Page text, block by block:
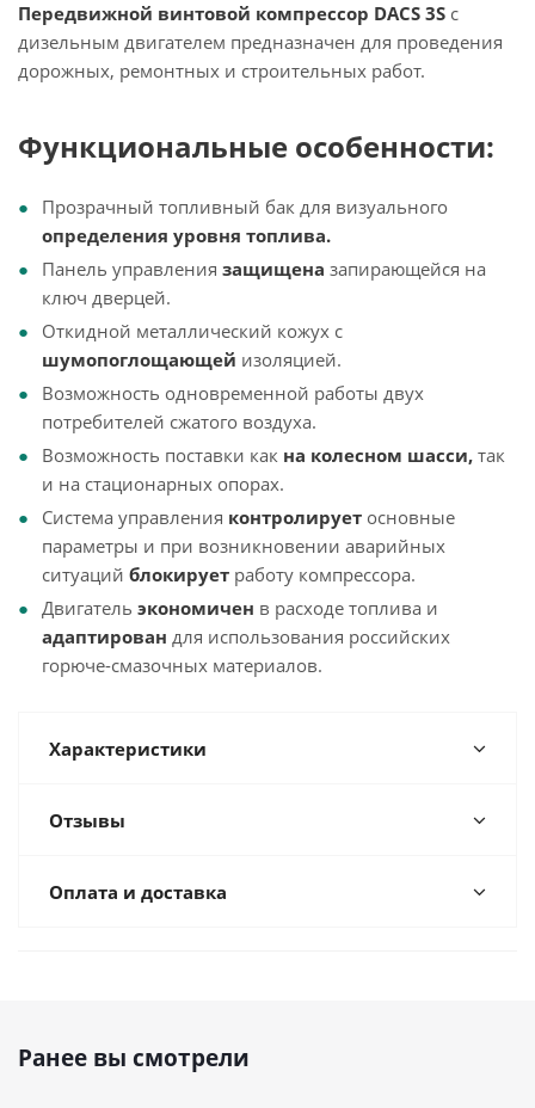
Передвижной винтовой компрессор DACS 3S c
дизельным двигателем предназначен для проведения
дорожных, ремонтных и строительных работ.
Функциональные особенности:
Прозрачный топливный бак для визуального
определения уровня топлива.
Панель управления защищена запирающейся на
ключ дверцей.
Откидной металлический кожух с
шумопоглощающей изоляцией.
Возможность одновременной работы двух
потребителей сжатого воздуха.
Возможность поставки как на колесном шасси, так
и на стационарных опорах.
Система управления контролирует основные
параметры и при возникновении аварийных
ситуаций блокирует работу компрессора.
Двигатель экономичен в расходе топлива и
адаптирован для использования российских
горюче-смазочных материалов.
Характеристики
Отзывы
Оплата и доставка
Ранее вы смотрели